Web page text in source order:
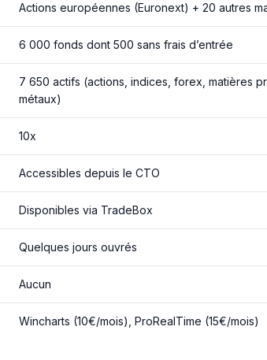
Actions européennes (Euronext) + 20 autres
6 000 fonds dont 500 sans frais d’entrée
7 650 actifs (actions, indices, forex, matières
métaux)
10x
Accessibles depuis le CTO
Disponibles via TradeBox
Quelques jours ouvrés
Aucun
Wincharts (10€/mois), ProRealTime (15€/mois)